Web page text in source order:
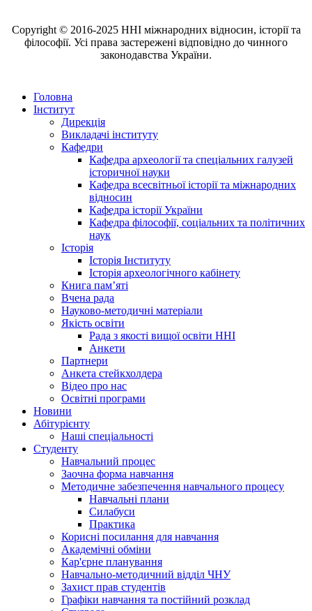
Copyright © 2016-2025 ННІ міжнародних відносин, історії та
філософії. Усі права застережені відповідно до чинного
законодавства України.
Головна
Інститут
Дирекція
Викладачі інституту
Кафедри
Кафедра археології та спеціальних галузей
історичної науки
Кафедра всесвітньої історії та міжнародних
відносин
Кафедра історії України
Кафедра філософії, соціальних та політичних
наук
Історія
Історія Інституту
Історія археологічного кабінету
Книга памʼяті
Вчена рада
Науково-методичні матеріали
Якість освіти
Рада з якості вищої освіти ННІ
Анкети
Партнери
Анкета стейкхолдера
Відео про нас
Освітні програми
Hовини
Абітурієнту
Наші спеціальності
Студенту
Навчальний процес
Заочна форма навчання
Методичне забезпечення навчального процесу
Навчальні плани
Силабуси
Практика
Корисні посилання для навчання
Академічні обміни
Кар'єрне планування
Навчально-методичний відділ ЧНУ
Захист прав студентів
Графіки навчання та постійний розклад